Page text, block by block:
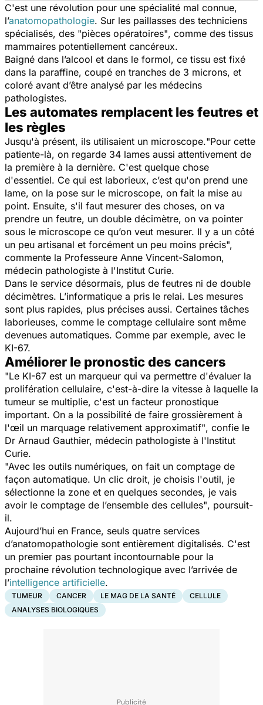
C'est une révolution pour une spécialité mal connue,
l’anatomopathologie. Sur les paillasses des techniciens
spécialisés, des "pièces opératoires", comme des tissus
mammaires potentiellement cancéreux.
Baigné dans l’alcool et dans le formol, ce tissu est fixé
dans la paraffine, coupé en tranches de 3 microns, et
coloré avant d’être analysé par les médecins
pathologistes.
Les automates remplacent les feutres et
les règles
Jusqu'à présent, ils utilisaient un microscope."Pour cette
patiente-là, on regarde 34 lames aussi attentivement de
la première à la dernière. C'est quelque chose
d'essentiel. Ce qui est laborieux, c’est qu'on prend une
lame, on la pose sur le microscope, on fait la mise au
point. Ensuite, s'il faut mesurer des choses, on va
prendre un feutre, un double décimètre, on va pointer
sous le microscope ce qu’on veut mesurer. Il y a un côté
un peu artisanal et forcément un peu moins précis",
commente la Professeure Anne Vincent-Salomon,
médecin pathologiste à l'Institut Curie.
Dans le service désormais, plus de feutres ni de double
décimètres. L’informatique a pris le relai. Les mesures
sont plus rapides, plus précises aussi. Certaines tâches
laborieuses, comme le comptage cellulaire sont même
devenues automatiques. Comme par exemple, avec le
KI-67.
Améliorer le pronostic des cancers
"Le KI-67 est un marqueur qui va permettre d'évaluer la
prolifération cellulaire, c'est-à-dire la vitesse à laquelle la
tumeur se multiplie, c'est un facteur pronostique
important. On a la possibilité de faire grossièrement à
l'œil un marquage relativement approximatif", confie le
Dr Arnaud Gauthier, médecin pathologiste à l'Institut
Curie.
"Avec les outils numériques, on fait un comptage de
façon automatique. Un clic droit, je choisis l'outil, je
sélectionne la zone et en quelques secondes, je vais
avoir le comptage de l’ensemble des cellules", poursuit-
il.
Aujourd’hui en France, seuls quatre services
d’anatomopathologie sont entièrement digitalisés. C'est
un premier pas pourtant incontournable pour la
prochaine révolution technologique avec l’arrivée de
l’intelligence artificielle.
TUMEUR CANCER LE MAG DE LA SANTÉ
CELLULE
ANALYSES BIOLOGIQUES